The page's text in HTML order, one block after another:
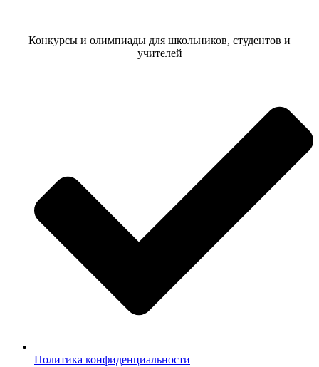
Конкурсы и олимпиады для школьников, студентов и
учителей
Политика конфиденциальности